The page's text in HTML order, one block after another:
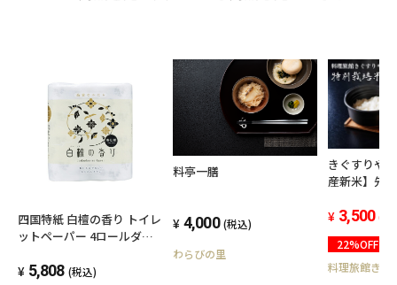
四国特紙 白檀の香り トイレ
ットペーパー 4ロールダブ
5,808 (税込)
料亭一膳
4,000 (税込)
わらびの里
きぐすりや
産新米】先
3,500 (税
22%OFF
料理旅館きぐ